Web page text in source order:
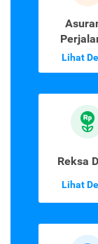
Lihat
Reksa
Lihat